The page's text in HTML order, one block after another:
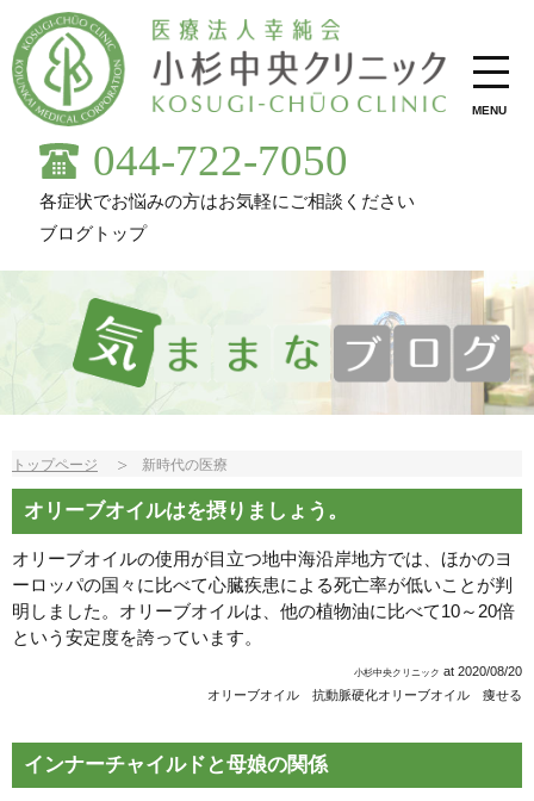
MENU
044-722-7050
各症状でお悩みの方はお気軽にご相談ください
ブログトップ
トップページ 新時代の医療
オリーブオイルはを摂りましょう。
オリーブオイルの使用が目立つ地中海沿岸地方では、ほかのヨ
ーロッパの国々に比べて心臓疾患による死亡率が低いことが判
明しました。オリーブオイルは、他の植物油に比べて10～20倍
という安定度を誇っています。
小杉中央クリニック at 2020/08/20
オリーブオイル 抗動脈硬化オリーブオイル 痩せる
インナーチャイルドと母娘の関係